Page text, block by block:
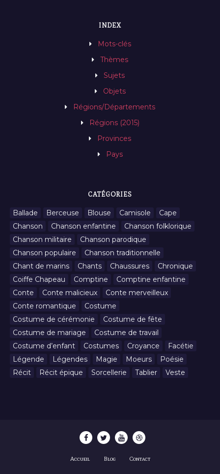
INDEX
Mots-clés
Thèmes
Sujets
Objets
Régions/Départements
Régions (2015)
Provinces
Pays
CATÉGORIES
Ballade Berceuse Blouse Camisole
Cape
Chanson
Chanson enfantine
Chanson folklorique
Chanson militaire
Chanson parodique
Chanson populaire
Chanson traditionnelle
Chant de marins
Chants Chaussures
Chronique
Coiffe Chapeau
Comptine
Comptine enfantine
Conte
Conte malicieux
Conte merveilleux
Conte romantique
Costume
Costume de cérémonie
Costume de fête
Costume de mariage
Costume de travail
Costume d’enfant
Costumes Croyance
Facétie
Légende
Légendes Magie Moeurs
Poésie
Récit
Récit épique Sorcellerie Tablier Veste
Accueil Blog Contact